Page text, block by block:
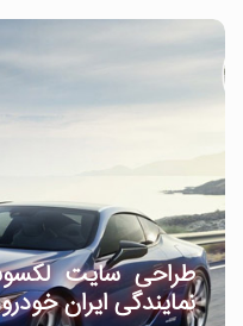
طراحی سایت
نمایندگی ایران